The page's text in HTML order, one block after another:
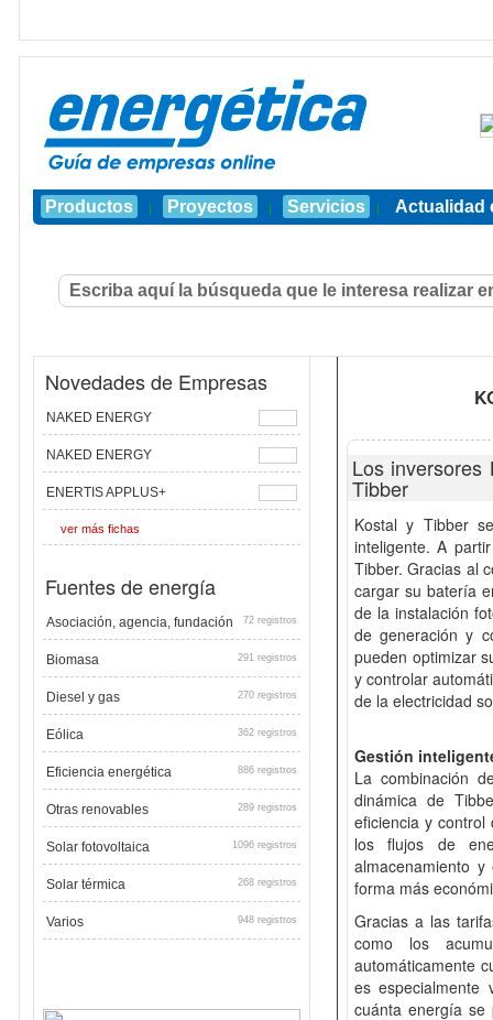
Productos | Proyectos | Servicios | Actualidad
Novedades de Empresas
NAKED ENERGY
NAKED ENERGY
ENERTIS APPLUS+
ver más fichas
Fuentes de energía
Asociación, agencia, fundación 72 registros
Biomasa 291 registros
Diesel y gas 270 registros
Eólica 362 registros
Eficiencia energética 886 registros
Otras renovables 289 registros
Solar fotovoltaica 1096 registros
Solar térmica 268 registros
Varios 948 registros
Los inversores
Tibber
Kostal y Tibber
inteligente. A
Tibber. Gracias al
cargar su batería
de la instalación
de generación y
pueden optimizar
y controlar
de la electricidad
Gestión
La combinación
dinámica de
eficiencia y
los flujos de
almacenamiento
forma más
Gracias a las
como los
automáticamente
es especialmente
cuánta energía